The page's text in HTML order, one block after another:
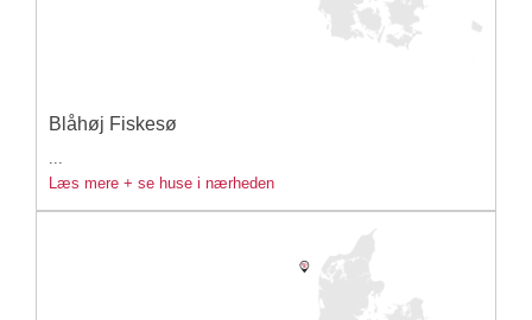
Blåhøj Fiskesø
...
Læs mere + se huse i nærheden